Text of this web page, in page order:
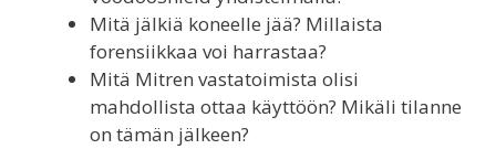
Mitä jälkiä koneelle jää? Millaista
forensiikkaa voi harrastaa?
Mitä Mitren vastatoimista olisi
mahdollista ottaa käyttöön? Mikäli tilanne
on tämän jälkeen?